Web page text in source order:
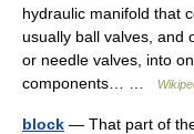
hydraulic manifold that
usually ball valves, and
or needle valves, into
components… …
block — That part of